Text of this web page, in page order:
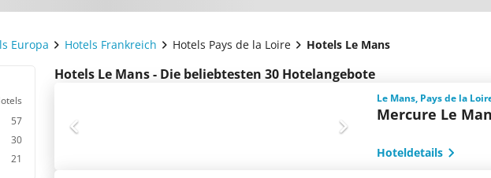
Europa Hotels Frankreich Hotels Pays de la Loire Hotels Le Mans
57
30
21
Hotels Le Mans - Die beliebtesten 30 Hotelangebote
Le Mans, Pays de la
Mercure Le
Hoteldetails